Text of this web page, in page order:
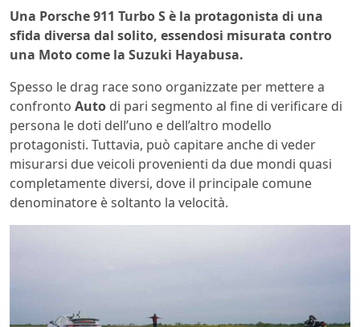
Una Porsche 911 Turbo S è la protagonista di una
sfida diversa dal solito, essendosi misurata contro
una Moto come la Suzuki Hayabusa.
Spesso le drag race sono organizzate per mettere a
confronto Auto di pari segmento al fine di verificare di
persona le doti dell’uno e dell’altro modello
protagonisti. Tuttavia, può capitare anche di veder
misurarsi due veicoli provenienti da due mondi quasi
completamente diversi, dove il principale comune
denominatore è soltanto la velocità.